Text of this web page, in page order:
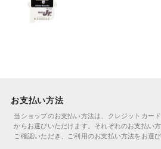
お支払い方法
当ショップのお支払い方法は、クレジットカー
からお選びいただけます。それぞれのお支払い
ご確認いただき、ご利用のお支払い方法をお選び